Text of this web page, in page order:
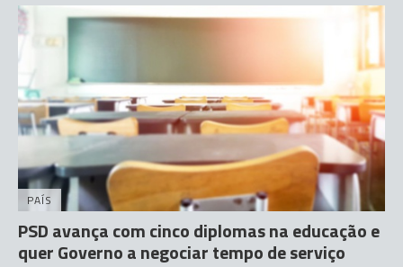
PAÍS
PSD avança com cinco diplomas na educação e
quer Governo a negociar tempo de serviço